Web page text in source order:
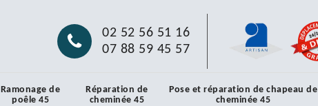
02 52 56 51 16
07 88 59 45 57
Ramonage de
poêle 45
Réparation de
cheminée 45
Pose et réparation de chapeau de
cheminée 45